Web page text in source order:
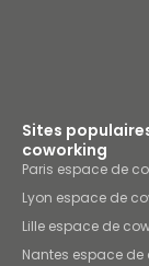
Sites
coworking
Paris espace de
Lyon espace de
Lille espace de
Nantes espace de